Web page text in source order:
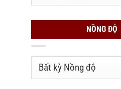
NỒNG ĐỘ